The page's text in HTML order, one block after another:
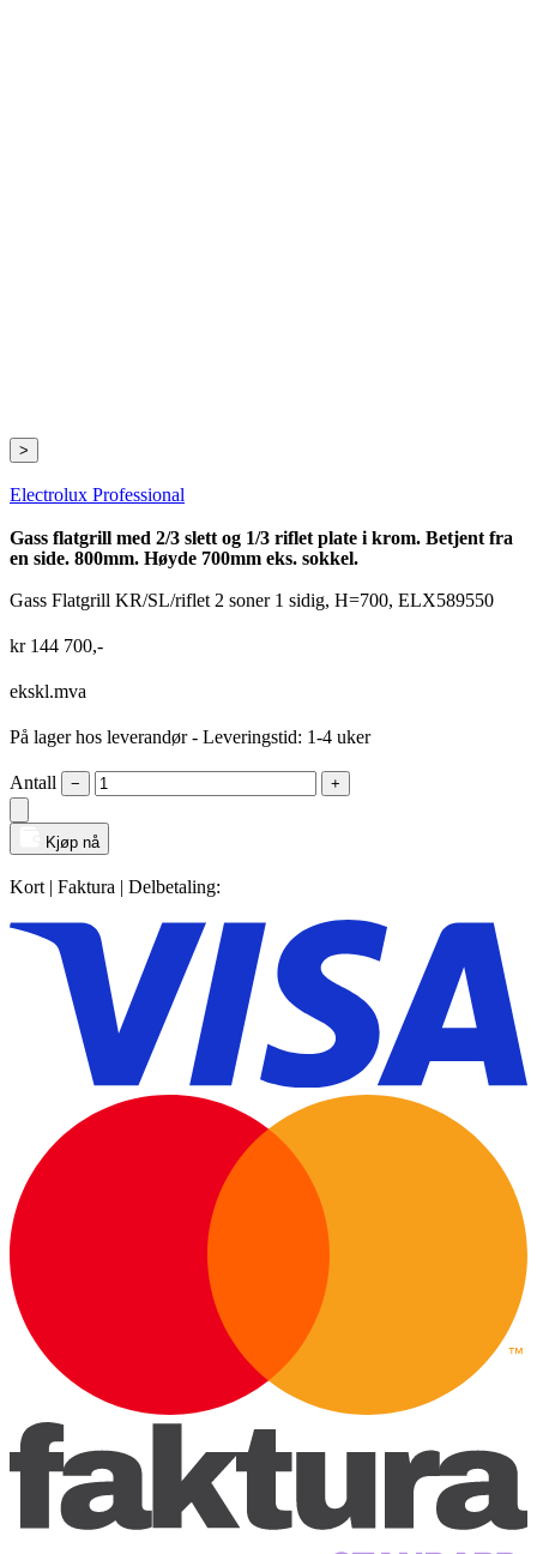
>
Electrolux Professional
Gass flatgrill med 2/3 slett og 1/3 riflet plate i krom. Betjent fra
en side. 800mm. Høyde 700mm eks. sokkel.
Gass Flatgrill KR/SL/riflet 2 soner 1 sidig, H=700, ELX589550
kr144 700,-
ekskl.mva
På lager hos leverandør- Leveringstid: 1-4 uker
Antall − +
Kjøp nå
Kort | Faktura | Delbetaling: